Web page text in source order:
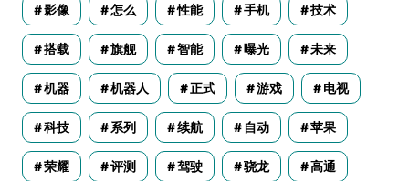
影像 怎么 性能 手机 技术
搭载 旗舰 智能 曝光 未来
机器 机器人 正式 游戏 电视
科技 系列 续航 自动 苹果
荣耀 评测 驾驶 骁龙 高通